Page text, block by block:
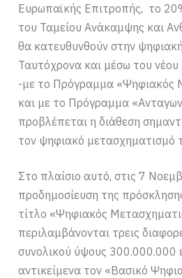
Ευρωπαϊκής Επιτροπής, το
του Ταμείου Ανάκαμψης και
θα κατευθυνθούν στην
Ταυτόχρονα και μέσω του
-με το Πρόγραμμα «Ψηφιακός
και με το Πρόγραμμα
προβλέπεται η διάθεση
τον ψηφιακό μετασχηματισμό
Στο πλαίσιο αυτό, στις 7
προδημοσίευση της
τίτλο «Ψηφιακός
περιλαμβάνονται τρεις
συνολικού ύψους 300.000.000
αντικείμενα τον «Βασικό